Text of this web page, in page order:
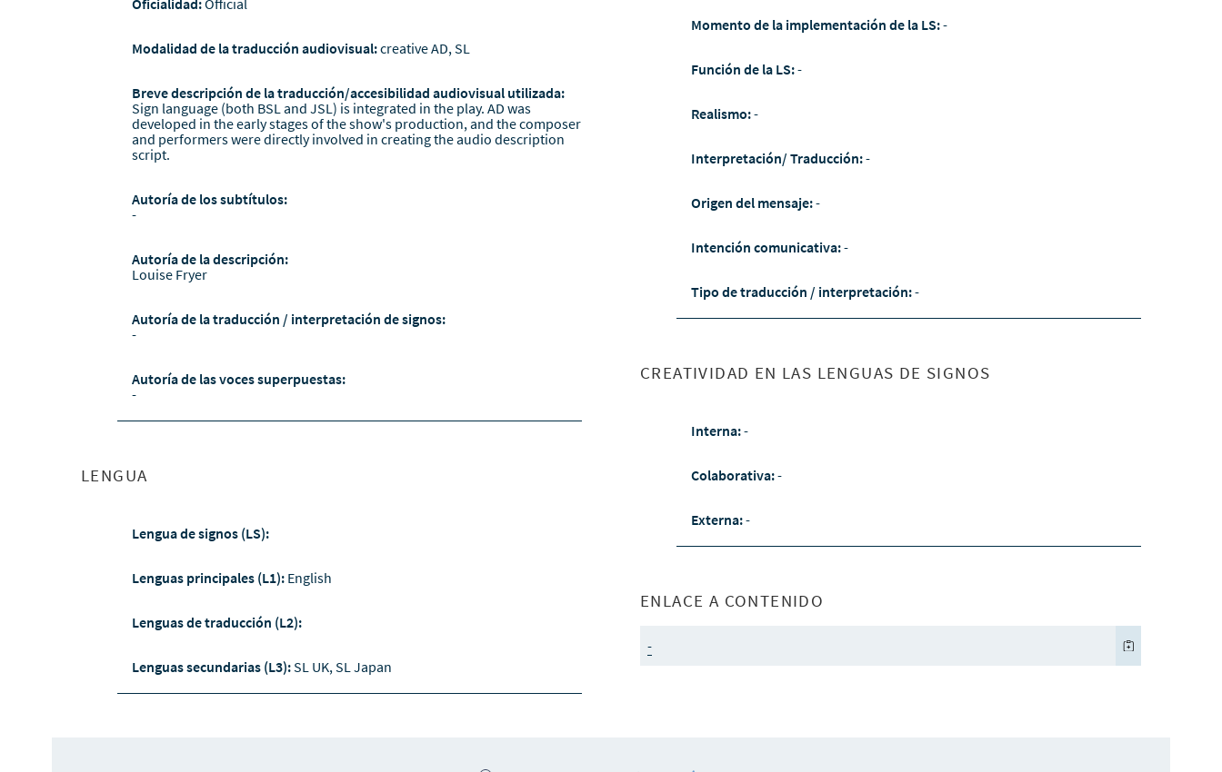
Oficialidad:Official
Modalidad de la traducción audiovisual:creative AD, SL
Breve descripción de la traducción/accesibilidad audiovisual utilizada:
Sign language (both BSL and JSL) is integrated in the play. AD was
developed in the early stages of the show's production, and the composer
and performers were directly involved in creating the audio description
script.
Autoría de los subtítulos:
-
Autoría de la descripción:
Louise Fryer
Autoría de la traducción / interpretación de signos:
-
Autoría de las voces superpuestas:
-
LENGUA
Lengua de signos (LS):
Lenguas principales (L1): English
Lenguas de traducción (L2):
Lenguas secundarias (L3):SL UK, SL Japan
Momento de la implementación de la LS:-
Función de la LS:-
Realismo:-
Interpretación/ Traducción:-
Origen del mensaje:-
Intención comunicativa:-
Tipo de traducción / interpretación:-
CREATIVIDAD EN LAS LENGUAS DE SIGNOS
Interna:-
Colaborativa:-
Externa:-
ENLACE A CONTENIDO
-